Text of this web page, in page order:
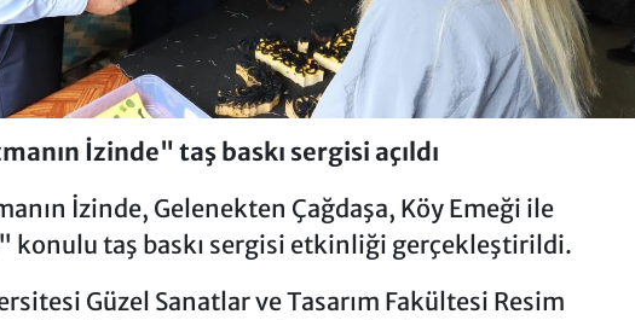
İzinde" taş baskı sergisi açıldı
İzinde, Gelenekten Çağdaşa, Köy Emeği ile
konulu taş baskı sergisi etkinliği gerçekleştirildi.
Güzel Sanatlar ve Tasarım Fakültesi Resim